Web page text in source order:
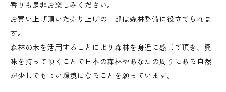
香りも是非お楽しみください。
お買い上げ頂いた売り上げの一部は森林整備に役立てられま
す。
森林の木を活用することにより森林を身近に感じて頂き、興
味を持って頂くことで日本の森林やあなたの周りにある自然
が少しでもよい環境になることを願っています。